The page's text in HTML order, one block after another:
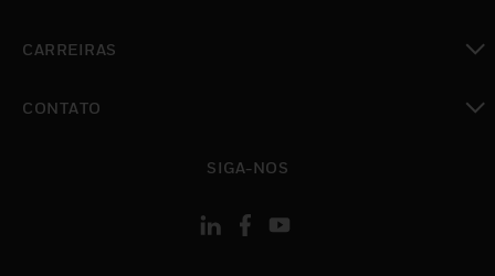
CARREIRAS
CONTATO
SIGA-NOS